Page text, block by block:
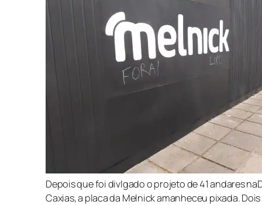
Depois que foi divlgado o projeto de 41 andares
Caxias, a placa da Melnick amanheceu pixada.